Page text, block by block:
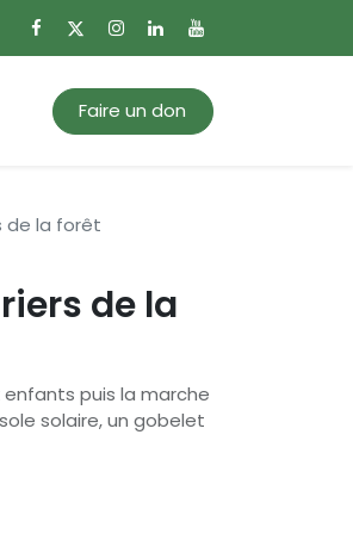
Faire un don
de la forêt
de la
puis la marche
solaire, un gobelet